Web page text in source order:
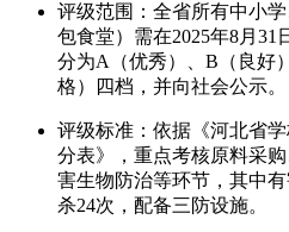
评级范围：全省所有中小
包食堂）需在2025年8月
分为A（优秀）、B（良好
格）四档，并向社会公示。
评级标准：依据《河北省
分表》，重点考核原料采
害生物防治等环节，其中
杀24次，配备三防设施。